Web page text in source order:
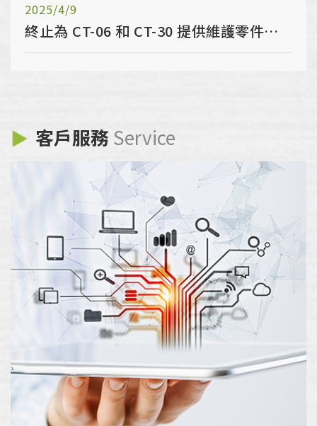
2025/4/9
終止為 CT-06 和 CT-30 提供維護零件及技術服務
客戶服務 Service